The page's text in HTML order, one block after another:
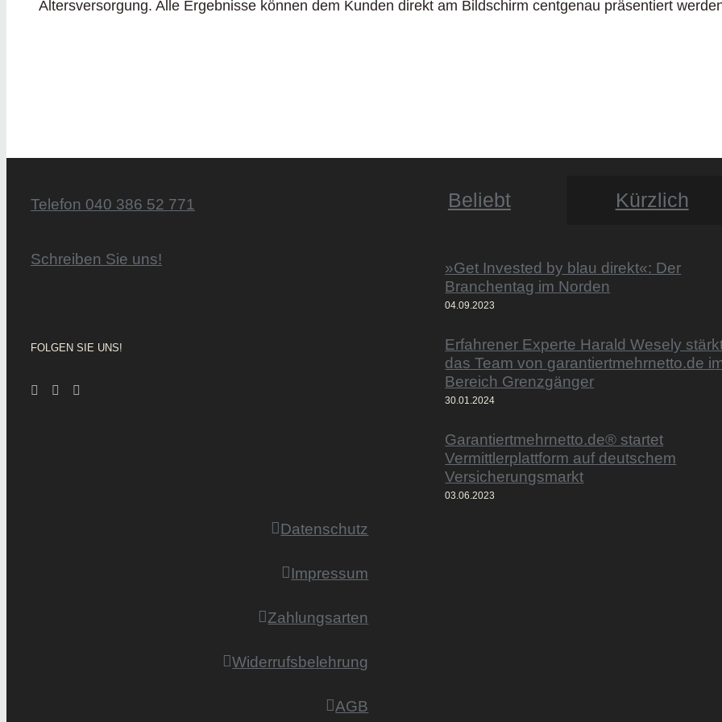
Altersversorgung. Alle Ergebnisse können dem Kunden direkt am Bildschirm centgenau präsentiert
Telefon 040 386 52 771
Schreiben Sie uns!
FOLGEN SIE UNS!
Beliebt Kürzlich
»Get Invested by blau direkt«: Der
Branchentag im Norden
04.09.2023
Erfahrener Experte Harald Wesely
das Team von garantiertmehrnetto.de
Bereich Grenzgänger
30.01.2024
Garantiertmehrnetto.de® startet
Vermittlerplattform auf deutschem
Versicherungsmarkt
03.06.2023
Datenschutz
Impressum
Zahlungsarten
Widerrufsbelehrung
AGB